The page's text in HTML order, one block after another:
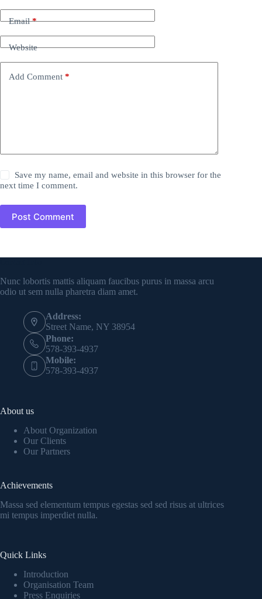
Email*
Website
Add Comment *
Save my name, email and website in this browser for the
next time I comment.
Post Comment
Nunc lobortis mattis aliquam faucibus purus in massa arcu
odio ut sem nulla pharetra diam amet.
Address:
Street Name, NY 38954
Phone:
578-393-4937
Mobile:
578-393-4937
About us
About Organization
Our Clients
Our Partners
Achievements
Massa sed elementum tempus egestas sed sed risus at ultrices
mi tempus imperdiet nulla.
Quick Links
Introduction
Organisation Team
Press Enquiries